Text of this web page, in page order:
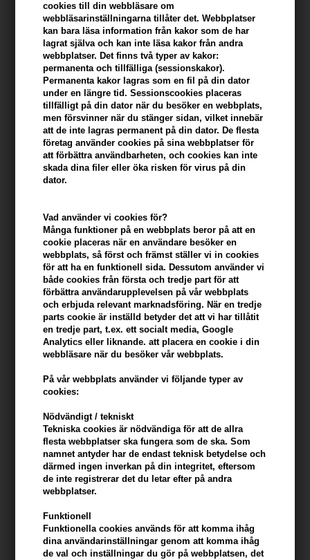
cookies till din webbläsare om
webbläsarinställningarna tillåter det. Webbplatser
kan bara läsa information från kakor som de har
lagrat själva och kan inte läsa kakor från andra
webbplatser. Det finns två typer av kakor:
permanenta och tillfälliga (sessionskakor).
Permanenta kakor lagras som en fil på din dator
under en längre tid. Sessionscookies placeras
tillfälligt på din dator när du besöker en webbplats,
men försvinner när du stänger sidan, vilket innebär
att de inte lagras permanent på din dator. De flesta
företag använder cookies på sina webbplatser för
att förbättra användbarheten, och cookies kan inte
skada dina filer eller öka risken för virus på din
dator.
Vad använder vi cookies för?
Många funktioner på en webbplats beror på att en
cookie placeras när en användare besöker en
webbplats, så först och främst ställer vi in ​​cookies
för att ha en funktionell sida. Dessutom använder vi
både cookies från första och tredje part för att
förbättra användarupplevelsen på vår webbplats
och erbjuda relevant marknadsföring. När en tredje
parts cookie är inställd betyder det att vi har tillåtit
en tredje part, t.ex. ett socialt media, Google
Analytics eller liknande. att placera en cookie i din
webbläsare när du besöker vår webbplats.
På vår webbplats använder vi följande typer av
cookies:
Nödvändigt / tekniskt
Tekniska cookies är nödvändiga för att de allra
flesta webbplatser ska fungera som de ska. Som
namnet antyder har de endast teknisk betydelse och
därmed ingen inverkan på din integritet, eftersom
de inte registrerar det du letar efter på andra
webbplatser.
Funktionell
Funktionella cookies används för att komma ihåg
dina användarinställningar genom att komma ihåg
de val och inställningar du gör på webbplatsen, det
Evolve Liquid Radiance Glycolic Toner 100ml
Varumärken»Evolve Organic Beauty Brand:Evolve Organic Beauty
Tidigare lägsta pris: 257,00
232,00SEK
Erbjudandet gäller: 30.07.26 - 13.08.26
+
Du tjänar 12 Bonuskronor på köp av denna artikel -
konto
KÖP FÖR YTTERLIGARE 499,00 SEK OCH FÅ FRI FRAKT
Beskrivning Recensioner Tillverkare
BHA-skal i flytande form, vilket ger omedelbart mjukare och mer
strålande hud.
Evolve Liquid Radiance Glycolic Toner beskrivning
Denna toner blandas med frukt-AHA inklusive glykolsyra
(sockerrör), äppelsyra (äpplen) och citronsyra (citrusfrukter) samt
BHA-salicylsyra från pilbark. Tillsammans med galaktoarabinan
från lärk ökar skalningseffekten, irritation lugnas och fukt bibehålls
Evolve Liquid Radiance Glycolic Toner har en diskret doft av
organiskt orange blommande vatten. Tonern konserveras med ett